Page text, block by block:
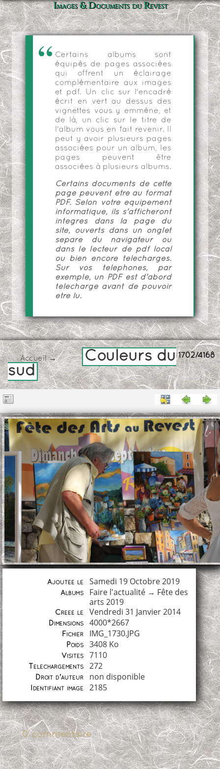
Images & Documents du Revest
Certains albums sont
équipés de pages associées
qui offrent un éclairage
complémentaire aux images
et pdf. Un clic sur l'encadré
écrit en vert au dessus des
vignettes vous y emmène, et
de là, un clic sur le titre de
l'album vous en fait revenir. Il
peut y avoir plusieurs pages
associées pour un album, les
pages peuvent être
associées à plusieurs albums.
Certains documents de cette
page peuvent être au format
PDF. Selon votre équipement
informatique, ils s'afficheront
intégrés dans la page du
site, ouverts dans un onglet
séparé du navigateur ou
dans le lecteur de pdf local
ou bien encore téléchargés.
Sur vos téléphones, par
exemple, un PDF est d'abord
téléchargé avant de pouvoir
être lu.
1702/4168
Accueil→
Couleurs du
sud
Ajoutée le Samedi 19 Octobre 2019
Albums Faire l'actualité→ Fête des
arts 2019
Créée le Vendredi 31 Janvier 2014
Dimensions 4000*2667
Fichier IMG_1730.JPG
Poids 3408 Ko
Visites 7110
Téléchargements 272
Droit d'auteur non disponible
Identifiant image 2185
0 commentaire